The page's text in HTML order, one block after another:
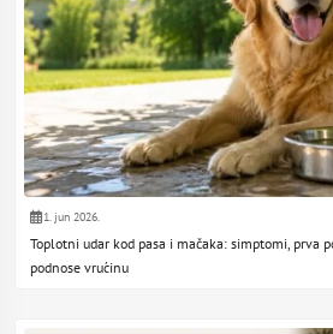
1. jun 2026.
Toplotni udar kod pasa i mačaka: simptomi, prva
podnose vrućinu